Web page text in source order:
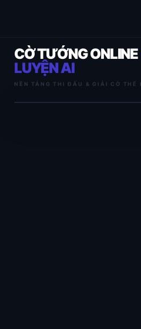
CỜ TƯỚNG ONLINE
LUYỆN AI
NỀN TẢNG THI ĐẤU & GIẢI CỜ THẾ